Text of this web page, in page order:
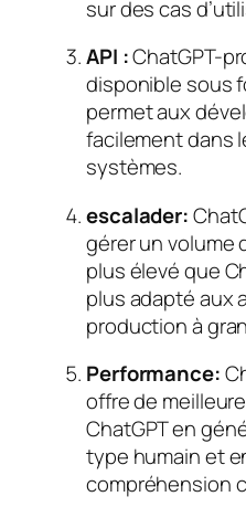
sur des cas
API :ChatGPT-
disponible sous
permet aux
facilement dans
systèmes.
escalader:
gérer un volume
plus élevé que
plus adapté aux
production à
Performance:
offre de
ChatGPT en
type humain et
compréhension